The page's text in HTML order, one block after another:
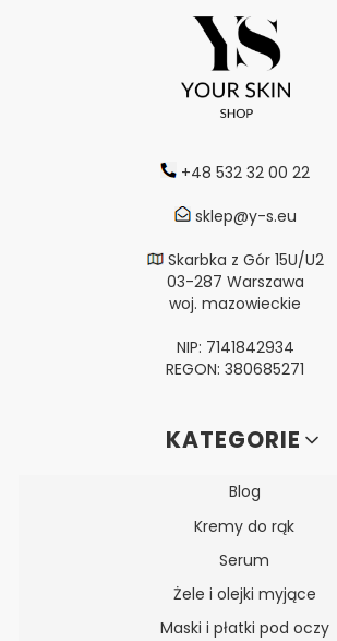
+48 532 32 00 22
sklep@y-s.eu
Skarbka z Gór 15U/U2
03-287 Warszawa
woj. mazowieckie
NIP: 7141842934
REGON: 380685271
Linki w stopceKATEGORIE
Blog
Kremy do rąk
Serum
Żele i olejki myjące
Maski i płatki pod oczy